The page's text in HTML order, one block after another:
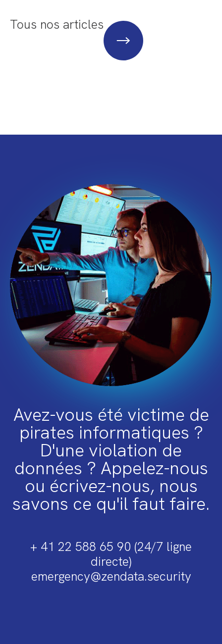
Tous nos articles
Avez-vous été victime de
pirates informatiques ?
D'une violation de
données ? Appelez-nous
ou écrivez-nous, nous
savons ce qu'il faut faire.
+ 41 22 588 65 90 (24/7 ligne
directe)
emergency@zendata.security